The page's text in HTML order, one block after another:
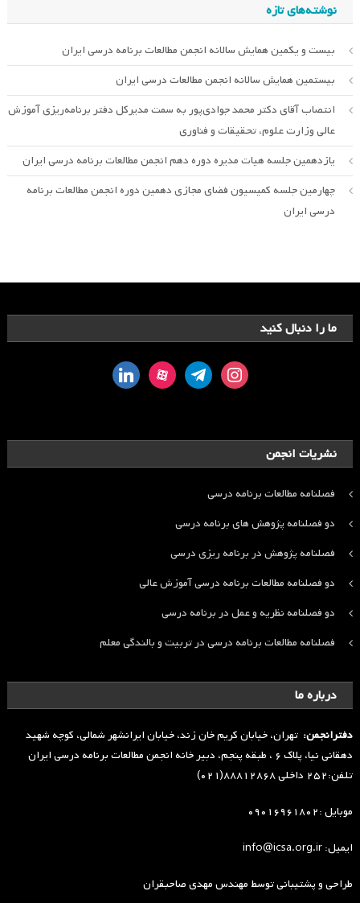
نوشته‌های تازه
بیست و یکمین همایش سالانه انجمن مطالعات برنامه درسی ایران
بیستمین همایش سالانه انجمن مطالعات درسی ایران
انتصاب آقای دکتر محمد جوادی‌پور به سمت مدیرکل دفتر برنامه‌ریزی آموزش
عالی وزارت علوم، تحقیقات و فناوری
یازدهمین جلسه هیات مدیره دوره دهم انجمن مطالعات برنامه درسی ایران
چهارمین جلسه کمیسیون فضای مجازی دهمین دوره انجمن مطالعات برنامه
درسی ایران
ما را دنبال کنید
instagram
telegram
aparat
linkedin
نشریات انجمن
فصلنامه مطالعات برنامه درسی
دو فصلنامه پژوهش های برنامه درسی
فصلنامه پژوهش در برنامه ریزی درسی
دو فصلنامه مطالعات برنامه درسی آموزش عالی
دو فصلنامه نظریه و عمل در برنامه درسی
فصلنامه مطالعات برنامه درسی در تربیت و بالندگی معلم
درباره ما
دفترانجمن: تهران، خیابان کریم خان زند، خیابان ایرانشهر شمالی، کوچه شهید
دهقانی نیا، پلاک ۶ ، طبقه پنجم، دبیر خانه انجمن مطالعات برنامه درسی ایران
تلفن:۲۵۲ داخلی ۸۸۸۱۲۸۶۸(۰۲۱)
موبایل :۰۹۰۱۶۹۶۱۸۰۲
ایمیل: info@icsa.org.ir
طراحی و پشتیبانی توسطمهندس مهدی صاحبقران